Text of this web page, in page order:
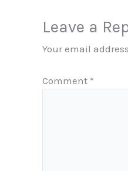
Leave a
Your email
Comment *